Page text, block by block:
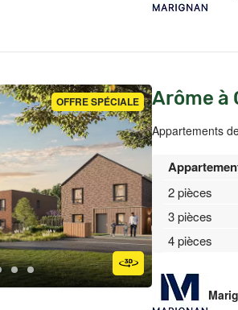
OFFRE SPÉCIALE Arôme à
Appartements
2 pièces
3 pièces
4 pièces